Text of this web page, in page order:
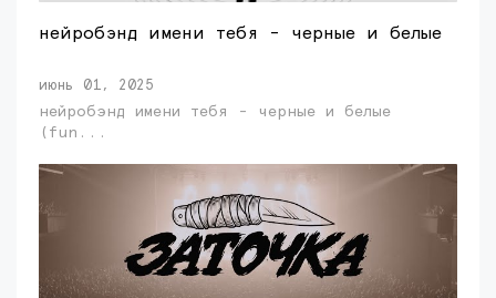
нейробэнд имени тебя - черные и белые
июнь 01, 2025
нейробэнд имени тебя - черные и белые
(fun...